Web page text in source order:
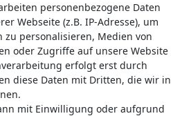
personenbezogene Daten
Webseite (z.B. IP-Adresse), um
zu personalisieren, Medien von
oder Zugriffe auf unsere Website
erfolgt erst durch
diese Daten mit Dritten, die wir in
mit Einwilligung oder aufgrund
personenbezogene Daten
Webseite (z.B. IP-Adresse), um
zu personalisieren, Medien von
oder Zugriffe auf unsere Website
erfolgt erst durch
diese Daten mit Dritten, die wir in
mit Einwilligung oder aufgrund